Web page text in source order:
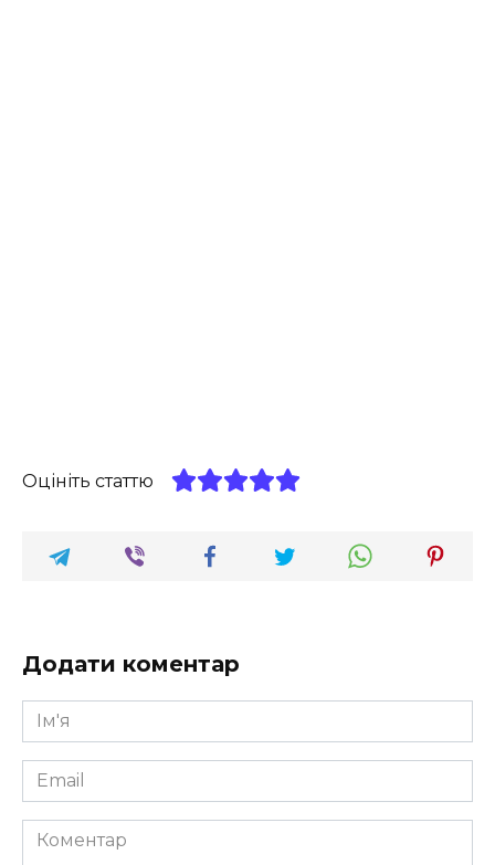
Оцініть статтю
Додати коментар
Ім'я
*
Email
*
Коментар